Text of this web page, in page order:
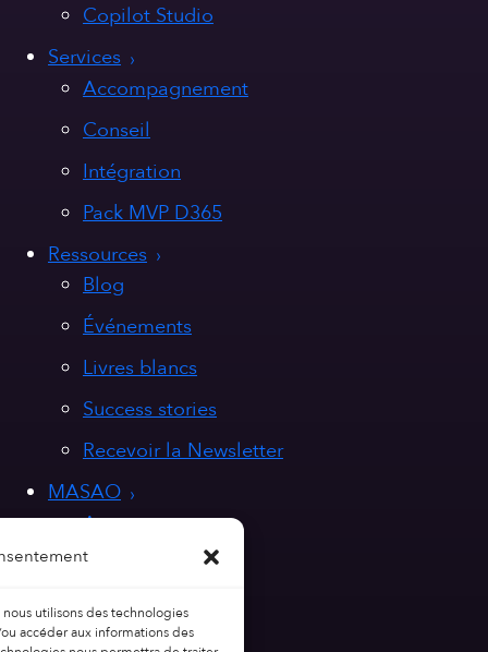
utilisons des technologies
accéder aux informations des
Copilot Studio
Services
Accompagnement
Conseil
Intégration
Pack MVP D365
Ressources
Blog
Événements
Livres blancs
Success stories
Recevoir la Newsletter
MASAO
A propos
Nos valeurs
Nous rejoindre